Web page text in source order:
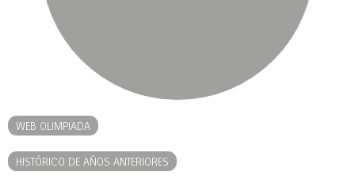
WEB OLIMPIADA
HISTÓRICO DE AÑOS ANTERIORES